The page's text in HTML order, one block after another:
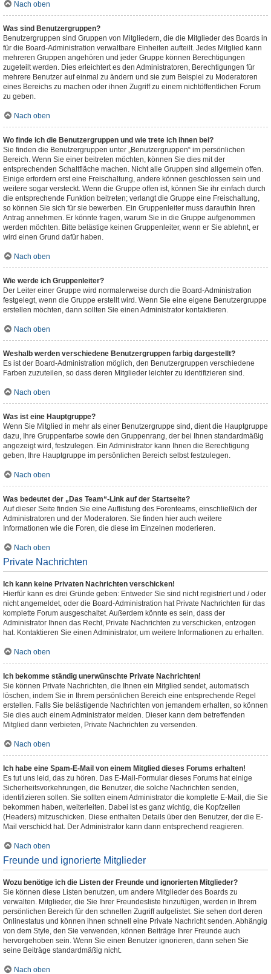
Nach oben
Was sind Benutzergruppen?
Benutzergruppen sind Gruppen von Mitgliedern, die die Mitglieder des Boards in
für die Board-Administration verwaltbare Einheiten aufteilt. Jedes Mitglied kann
mehreren Gruppen angehören und jeder Gruppe können Berechtigungen
zugeteilt werden. Dies erleichtert es den Administratoren, Berechtigungen für
mehrere Benutzer auf einmal zu ändern und sie zum Beispiel zu Moderatoren
eines Bereichs zu machen oder ihnen Zugriff zu einem nichtöffentlichen Forum
zu geben.
Nach oben
Wo finde ich die Benutzergruppen und wie trete ich ihnen bei?
Sie finden die Benutzergruppen unter „Benutzergruppen“ im persönlichen
Bereich. Wenn Sie einer beitreten möchten, können Sie dies mit der
entsprechenden Schaltfläche machen. Nicht alle Gruppen sind allgemein offen.
Einige erfordern erst eine Freischaltung, andere können geschlossen sein und
weitere sogar versteckt. Wenn die Gruppe offen ist, können Sie ihr einfach durch
die entsprechende Funktion beitreten; verlangt die Gruppe eine Freischaltung,
so können Sie sich für sie bewerben. Ein Gruppenleiter muss daraufhin Ihren
Antrag annehmen. Er könnte fragen, warum Sie in die Gruppe aufgenommen
werden möchten. Bitte belästige keinen Gruppenleiter, wenn er Sie ablehnt, er
wird einen Grund dafür haben.
Nach oben
Wie werde ich Gruppenleiter?
Der Leiter einer Gruppe wird normalerweise durch die Board-Administration
festgelegt, wenn die Gruppe erstellt wird. Wenn Sie eine eigene Benutzergruppe
erstellen möchten, dann sollten Sie einen Administrator kontaktieren.
Nach oben
Weshalb werden verschiedene Benutzergruppen farbig dargestellt?
Es ist der Board-Administration möglich, den Benutzergruppen verschiedene
Farben zuzuteilen, so dass deren Mitglieder leichter zu identifizieren sind.
Nach oben
Was ist eine Hauptgruppe?
Wenn Sie Mitglied in mehr als einer Benutzergruppe sind, dient die Hauptgruppe
dazu, Ihre Gruppenfarbe sowie den Gruppenrang, der bei Ihnen standardmäßig
angezeigt wird, festzulegen. Ein Administrator kann Ihnen die Berechtigung
geben, Ihre Hauptgruppe im persönlichen Bereich selbst festzulegen.
Nach oben
Was bedeutet der „Das Team“-Link auf der Startseite?
Auf dieser Seite finden Sie eine Auflistung des Forenteams, einschließlich der
Administratoren und der Moderatoren. Sie finden hier auch weitere
Informationen wie die Foren, die diese im Einzelnen moderieren.
Nach oben
Private Nachrichten
Ich kann keine Privaten Nachrichten verschicken!
Hierfür kann es drei Gründe geben: Entweder Sie sind nicht registriert und / oder
nicht angemeldet, oder die Board-Administration hat Private Nachrichten für das
komplette Forum ausgeschaltet. Außerdem könnte es sein, dass der
Administrator Ihnen das Recht, Private Nachrichten zu verschicken, entzogen
hat. Kontaktieren Sie einen Administrator, um weitere Informationen zu erhalten.
Nach oben
Ich bekomme ständig unerwünschte Private Nachrichten!
Sie können Private Nachrichten, die Ihnen ein Mitglied sendet, automatisch
löschen, indem Sie in Ihrem persönlichen Bereich eine entsprechende Regel
erstellen. Falls Sie belästigende Nachrichten von jemandem erhalten, so können
Sie dies auch einem Administrator melden. Dieser kann dem betreffenden
Mitglied dann verbieten, Private Nachrichten zu versenden.
Nach oben
Ich habe eine Spam-E-Mail von einem Mitglied dieses Forums erhalten!
Es tut uns leid, das zu hören. Das E-Mail-Formular dieses Forums hat einige
Sicherheitsvorkehrungen, die Benutzer, die solche Nachrichten senden,
identifizieren sollen. Sie sollten einem Administrator die komplette E-Mail, die Sie
bekommen haben, weiterleiten. Dabei ist es ganz wichtig, die Kopfzeilen
(Headers) mitzuschicken. Diese enthalten Details über den Benutzer, der die E-
Mail verschickt hat. Der Administrator kann dann entsprechend reagieren.
Nach oben
Freunde und ignorierte Mitglieder
Wozu benötige ich die Listen der Freunde und ignorierten Mitglieder?
Sie können diese Listen benutzen, um andere Mitglieder des Boards zu
verwalten. Mitglieder, die Sie Ihrer Freundesliste hinzufügen, werden in Ihrem
persönlichen Bereich für den schnellen Zugriff aufgelistet. Sie sehen dort deren
Onlinestatus und können ihnen schnell eine Private Nachricht senden. Abhängig
von dem Style, den Sie verwenden, können Beiträge Ihrer Freunde auch
hervorgehoben sein. Wenn Sie einen Benutzer ignorieren, dann sehen Sie
seine Beiträge standardmäßig nicht.
Nach oben